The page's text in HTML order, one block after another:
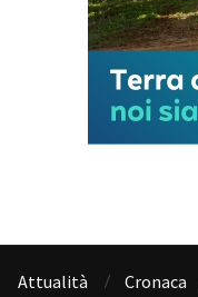
Attualità Cronaca